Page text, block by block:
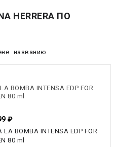
HERRERA ПО
названию
BOMBA INTENSA EDP FOR
80 ml
₽